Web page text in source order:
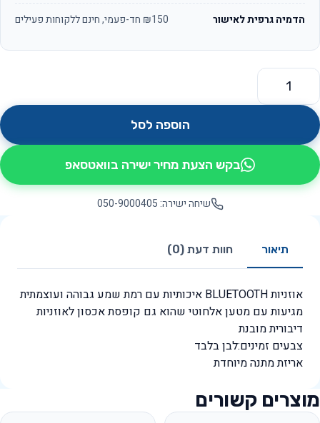
הדמיה גרפית לאישור ₪150 חד-פעמי, חינם ללקוחות פעילים
כמות של אוזניות Bluetooth in-ear אלחוטיות עם בית טעינה
הוספה לסל
בקש הצעת מחיר ישירה בוואטסאפ
שיחה ישירה: 050-9000405
תיאור חוות דעת (0)
אוזניות BLUETOOTH איכותיות עם רמת שמע גבוהה ועוצמתית
מגיעות עם מטען אלחוטי שהוא גם קופסת אכסון לאוזניות
דיבורית מובנת
צבעים זמינים:לבן בלבד
אריזת מתנה מיוחדת
מוצרים קשורים